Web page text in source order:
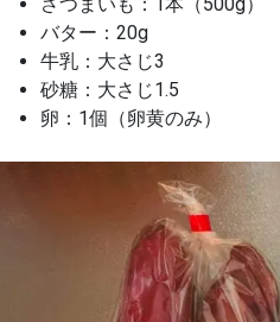
さつまいも：1本（500g）
バター：20g
牛乳：大さじ3
砂糖：大さじ1.5
卵：1個（卵黄のみ）